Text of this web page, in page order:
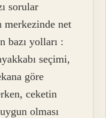
sorular
merkezinde net
bazı yolları :
seçimi,
göre
ceketin
olması